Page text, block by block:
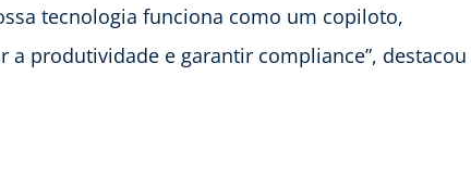
tecnologia funciona como um copiloto,
produtividade e garantir compliance”, destacou